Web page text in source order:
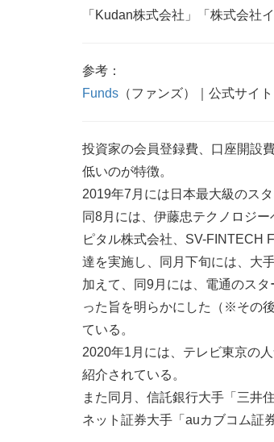
「Kudan株式会社」「株式会社
参考：
Funds （ファンズ）｜公式サイト
投資家の会員登録費、口座開設
低いのが特徴。
2019年7月には日本最大級のス
同8月には、伊藤忠テクノロジ
ピタル株式会社、SV-FINTECH
達を実施し、同月下旬には、大
加えて、同9月には、電通のス
った旨を明らかにした（※その
ている。
2020年1月には、テレビ東京の
紹介されている。
また同月、信託銀行大手「三井
ネット証券大手「auカブコム証